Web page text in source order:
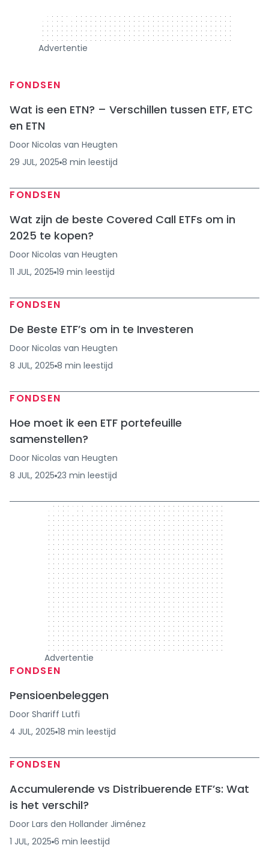
320 x 50
Advertentie
FONDSEN
Wat is een ETN? – Verschillen tussen ETF, ETC
en ETN
Door Nicolas van Heugten
29 JUL, 2025 8 min leestijd
FONDSEN
Wat zijn de beste Covered Call ETFs om in
2025 te kopen?
Door Nicolas van Heugten
11 JUL, 2025 19 min leestijd
FONDSEN
De Beste ETF’s om in te Investeren
Door Nicolas van Heugten
8 JUL, 2025 8 min leestijd
FONDSEN
Hoe moet ik een ETF portefeuille
samenstellen?
Door Nicolas van Heugten
8 JUL, 2025 23 min leestijd
300 x 250
Advertentie
FONDSEN
Pensioenbeleggen
Door Shariff Lutfi
4 JUL, 2025 18 min leestijd
FONDSEN
Accumulerende vs Distribuerende ETF’s: Wat
is het verschil?
Door Lars den Hollander Jiménez
1 JUL, 2025 6 min leestijd